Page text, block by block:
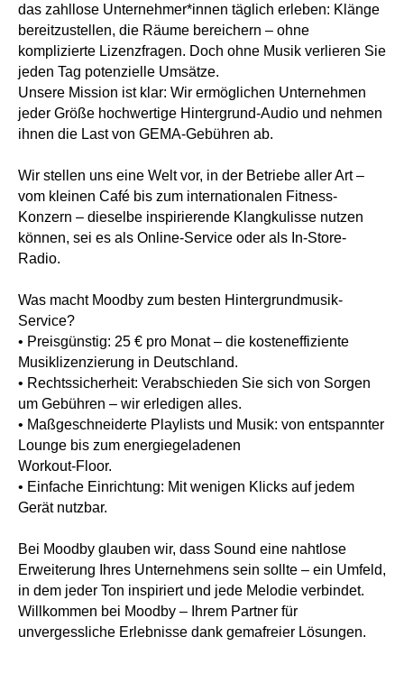
das zahllose Unternehmer*innen täglich erleben: Klänge
bereitzustellen, die Räume bereichern – ohne
komplizierte Lizenzfragen. Doch ohne Musik verlieren Sie
jeden Tag potenzielle Umsätze.
Unsere Mission ist klar: Wir ermöglichen Unternehmen
jeder Größe hochwertige Hintergrund-Audio und nehmen
ihnen die Last von GEMA-Gebühren ab.
Wir stellen uns eine Welt vor, in der Betriebe aller Art –
vom kleinen Café bis zum internationalen Fitness-
Konzern – dieselbe inspirierende Klangkulisse nutzen
können, sei es als Online-Service oder als In-Store-
Radio.
Was macht Moodby zum besten Hintergrundmusik-
Service?
• Preisgünstig: 25 € pro Monat – die kosteneffiziente
Musiklizenzierung in Deutschland.
• Rechtssicherheit: Verabschieden Sie sich von Sorgen
um Gebühren – wir erledigen alles.
• Maßgeschneiderte Playlists und Musik: von entspannter
Lounge bis zum energiegeladenen
Workout-Floor.
• Einfache Einrichtung: Mit wenigen Klicks auf jedem
Gerät nutzbar.
Bei Moodby glauben wir, dass Sound eine nahtlose
Erweiterung Ihres Unternehmens sein sollte – ein Umfeld,
in dem jeder Ton inspiriert und jede Melodie verbindet.
Willkommen bei Moodby – Ihrem Partner für
unvergessliche Erlebnisse dank gemafreier Lösungen.